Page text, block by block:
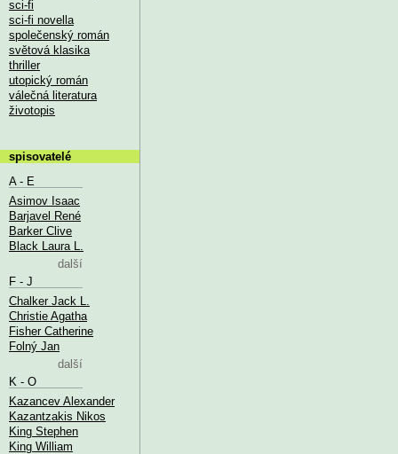
sci-fi
sci-fi novella
společenský román
světová klasika
thriller
utopický román
válečná literatura
životopis
spisovatelé
A - E
Asimov Isaac
Barjavel René
Barker Clive
Black Laura L.
další
F - J
Chalker Jack L.
Christie Agatha
Fisher Catherine
Folný Jan
další
K - O
Kazancev Alexander
Kazantzakis Nikos
King Stephen
King William